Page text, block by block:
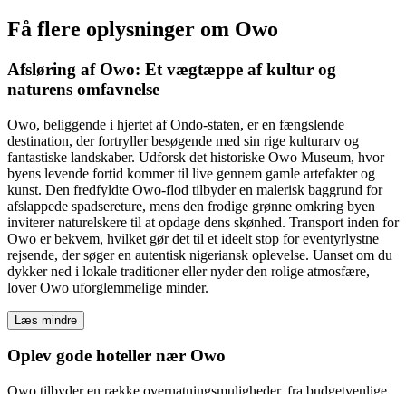
Få flere oplysninger om Owo
Afsløring af Owo: Et vægtæppe af kultur og
naturens omfavnelse
Owo, beliggende i hjertet af Ondo-staten, er en fængslende
destination, der fortryller besøgende med sin rige kulturarv og
fantastiske landskaber. Udforsk det historiske Owo Museum, hvor
byens levende fortid kommer til live gennem gamle artefakter og
kunst. Den fredfyldte Owo-flod tilbyder en malerisk baggrund for
afslappede spadsereture, mens den frodige grønne omkring byen
inviterer naturelskere til at opdage dens skønhed. Transport inden for
Owo er bekvem, hvilket gør det til et ideelt stop for eventyrlystne
rejsende, der søger en autentisk nigeriansk oplevelse. Uanset om du
dykker ned i lokale traditioner eller nyder den rolige atmosfære,
lover Owo uforglemmelige minder.
Læs mindre
Oplev gode hoteller nær Owo
Owo tilbyder en række overnatningsmuligheder, fra budgetvenlige